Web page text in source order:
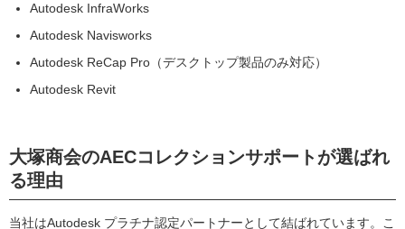
Autodesk InfraWorks
Autodesk Navisworks
Autodesk ReCap Pro（デスクトップ製品のみ対応）
Autodesk Revit
大塚商会のAECコレクションサポートが選ばれ
る理由
当社はAutodesk プラチナ認定パートナーとして結ばれています。こ